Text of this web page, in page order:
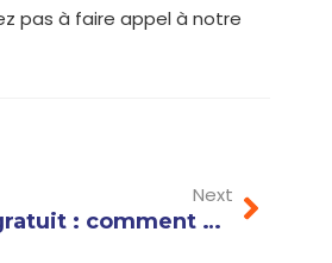
pas à faire appel à notre
Next
Travaux devis gratuit : comment éviter les pièges courants et choisir le bon artisan ?